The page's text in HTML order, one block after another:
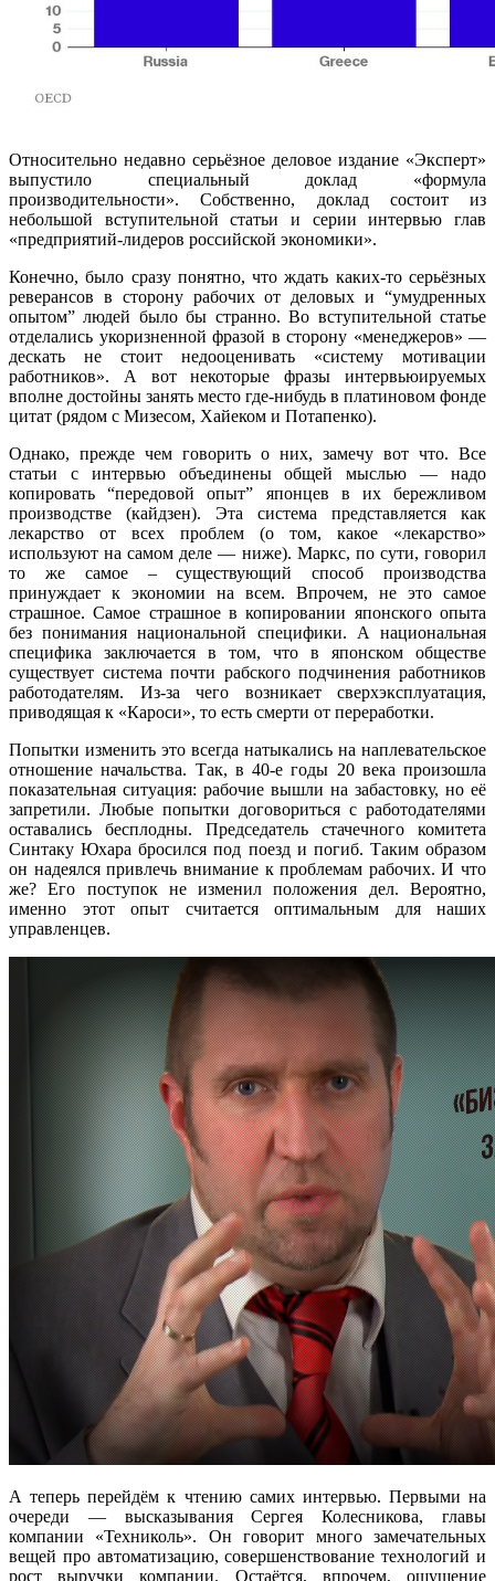
Относительно недавно серьёзное деловое издание «Эксперт»
выпустило специальный доклад «формула
производительности». Собственно, доклад состоит из
небольшой вступительной статьи и серии интервью глав
«предприятий-лидеров российской экономики».
Конечно, было сразу понятно, что ждать каких-то серьёзных
реверансов в сторону рабочих от деловых и “умудренных
опытом” людей было бы странно. Во вступительной статье
отделались укоризненной фразой в сторону «менеджеров» —
дескать не стоит недооценивать «систему мотивации
работников». А вот некоторые фразы интервьюируемых
вполне достойны занять место где-нибудь в платиновом фонде
цитат (рядом с Мизесом, Хайеком и Потапенко).
Однако, прежде чем говорить о них, замечу вот что. Все
статьи с интервью объединены общей мыслью — надо
копировать “передовой опыт” японцев в их бережливом
производстве (кайдзен). Эта система представляется как
лекарство от всех проблем (о том, какое «лекарство»
используют на самом деле — ниже). Маркс, по сути, говорил
то же самое – существующий способ производства
принуждает к экономии на всем. Впрочем, не это самое
страшное. Самое страшное в копировании японского опыта
без понимания национальной специфики. А национальная
специфика заключается в том, что в японском обществе
существует система почти рабского подчинения работников
работодателям. Из-за чего возникает сверхэксплуатация,
приводящая к «Кароси», то есть смерти от переработки.
Попытки изменить это всегда натыкались на наплевательское
отношение начальства. Так, в 40-е годы 20 века произошла
показательная ситуация: рабочие вышли на забастовку, но её
запретили. Любые попытки договориться с работодателями
оставались бесплодны. Председатель стачечного комитета
Синтаку Юхара бросился под поезд и погиб. Таким образом
он надеялся привлечь внимание к проблемам рабочих. И что
же? Его поступок не изменил положения дел. Вероятно,
именно этот опыт считается оптимальным для наших
управленцев.
А теперь перейдём к чтению самих интервью. Первыми на
очереди — высказывания Сергея Колесникова, главы
компании «Техниколь». Он говорит много замечательных
вещей про автоматизацию, совершенствование технологий и
рост выручки компании. Остаётся, впрочем, ощущение